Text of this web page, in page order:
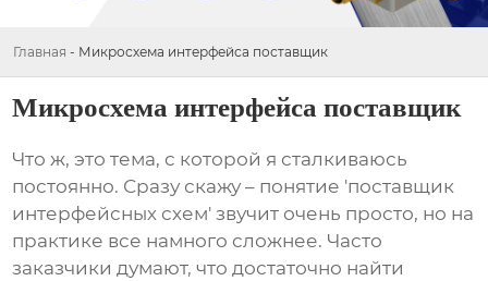
Главная - Микросхема интерфейса поставщик
Микросхема интерфейса поставщик
Что ж, это тема, с которой я сталкиваюсь
постоянно. Сразу скажу – понятие 'поставщик
интерфейсных схем' звучит очень просто, но на
практике все намного сложнее. Часто
заказчики думают, что достаточно найти